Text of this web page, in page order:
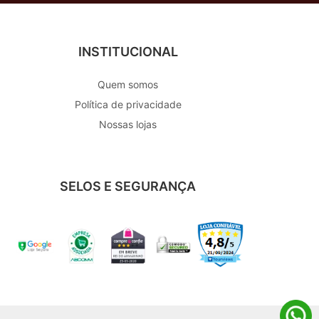
INSTITUCIONAL
Quem somos
Política de privacidade
Nossas lojas
SELOS E SEGURANÇA